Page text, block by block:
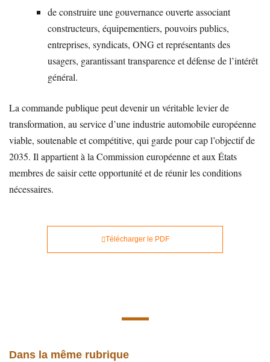
de construire une gouvernance ouverte associant
constructeurs, équipementiers, pouvoirs publics,
entreprises, syndicats, ONG et représentants des
usagers, garantissant transparence et défense de l’intérêt
général.
La commande publique peut devenir un véritable levier de
transformation, au service d’une industrie automobile européenne
viable, soutenable et compétitive, qui garde pour cap l’objectif de
2035. Il appartient à la Commission européenne et aux États
membres de saisir cette opportunité et de réunir les conditions
nécessaires.
Télécharger le PDF
Dans la même rubrique